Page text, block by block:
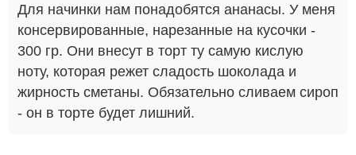
Для начинки нам понадобятся ананасы. У меня
консервированные, нарезанные на кусочки -
300 гр. Они внесут в торт ту самую кислую
ноту, которая режет сладость шоколада и
жирность сметаны. Обязательно сливаем сироп
- он в торте будет лишний.